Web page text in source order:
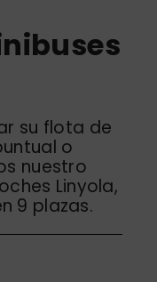
su flota de
o
nuestro
Linyola,
9 plazas.